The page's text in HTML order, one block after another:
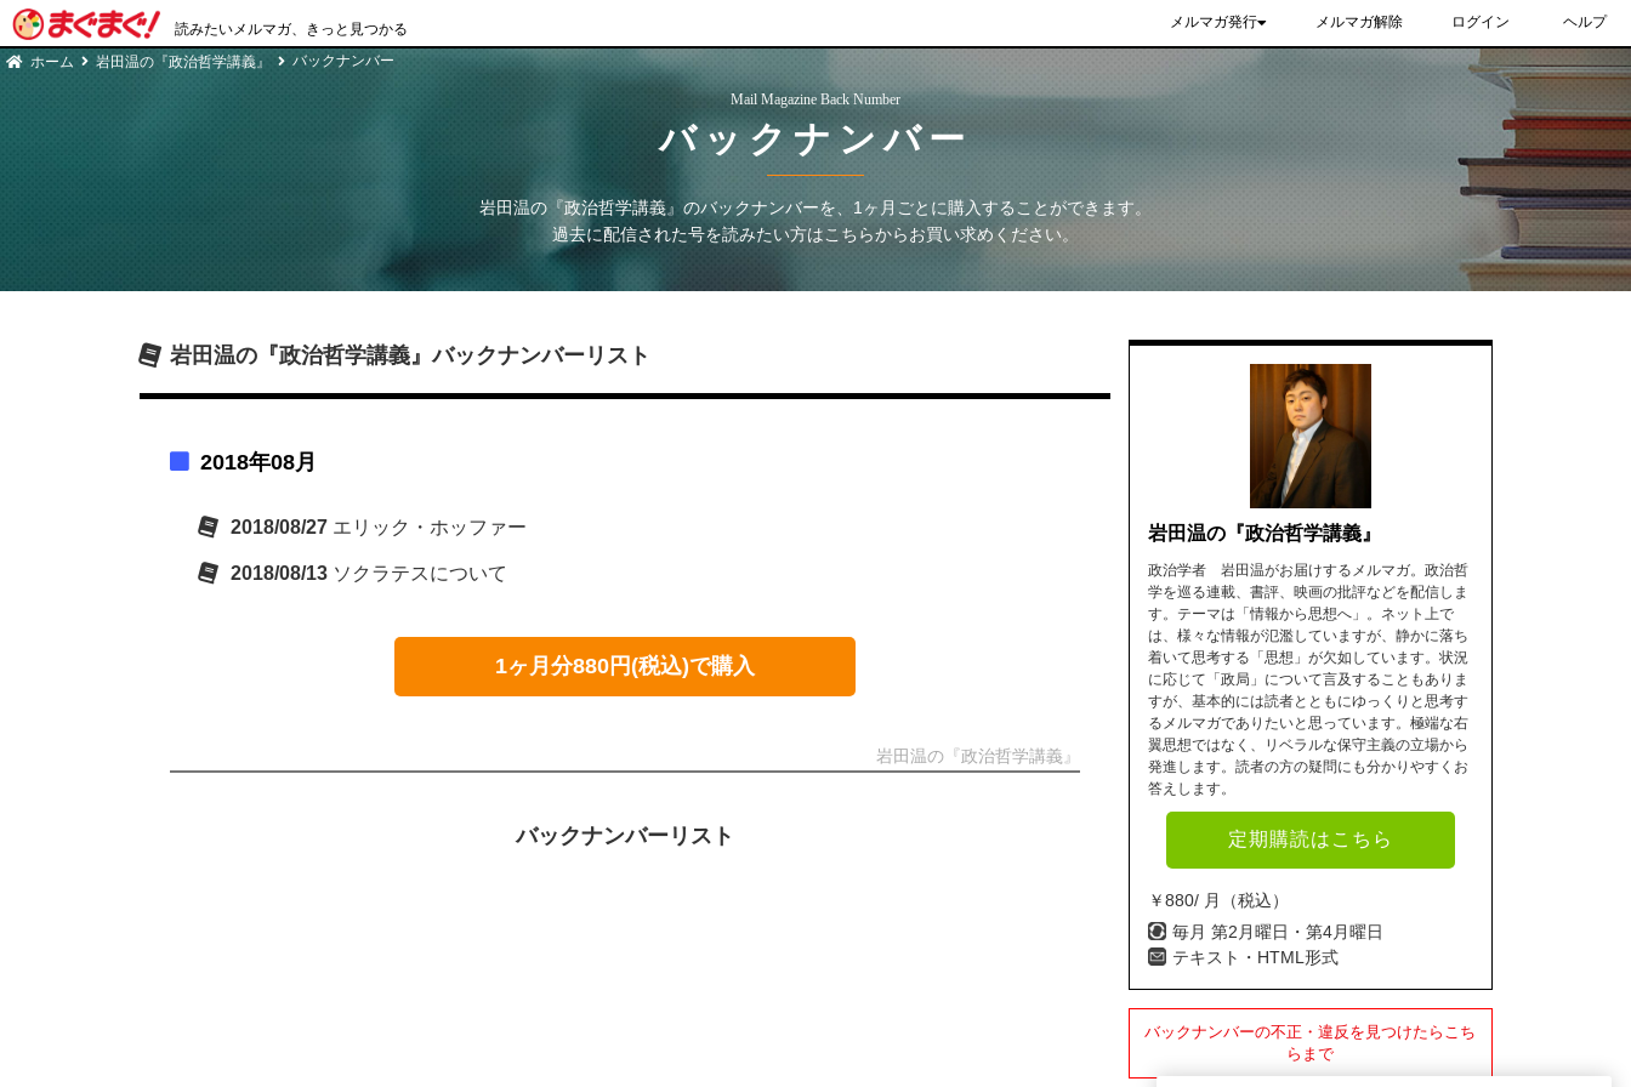
読みたいメルマガ、きっと見つかる メルマガ発行 メルマガ解除 ログイン ヘルプ
ホーム 岩田温の『政治哲学講義』 バックナンバー
Mail Magazine Back Number
バックナンバー
岩田温の『政治哲学講義』 のバックナンバーを、1ヶ月ごとに購入することができます。
過去に配信された号を読みたい方はこちらからお買い求めください。
岩田温の『政治哲学講義』バックナンバーリスト
2018年08月
2018/08/27 エリック・ホッファー
2018/08/13 ソクラテスについて
1ヶ月分880円(税込)で購入
岩田温の『政治哲学講義』
バックナンバーリスト
岩田温の『政治哲学講義』
政治学者 岩田温がお届けするメルマガ。政治哲
学を巡る連載、書評、映画の批評などを配信しま
す。テーマは「情報から思想へ」。ネット上で
は、様々な情報が氾濫していますが、静かに落ち
着いて思考する「思想」が欠如しています。状況
に応じて「政局」について言及することもありま
すが、基本的には読者とともにゆっくりと思考す
るメルマガでありたいと思っています。極端な右
翼思想ではなく、リベラルな保守主義の立場から
発進します。読者の方の疑問にも分かりやすくお
答えします。
定期購読はこちら
￥880/ 月（税込）
毎月 第2月曜日・第4月曜日
テキスト・HTML形式
バックナンバーの不正・違反を見つけたらこち
らまで